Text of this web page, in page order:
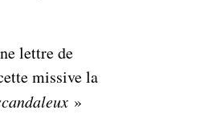
lettre de
missive la
»